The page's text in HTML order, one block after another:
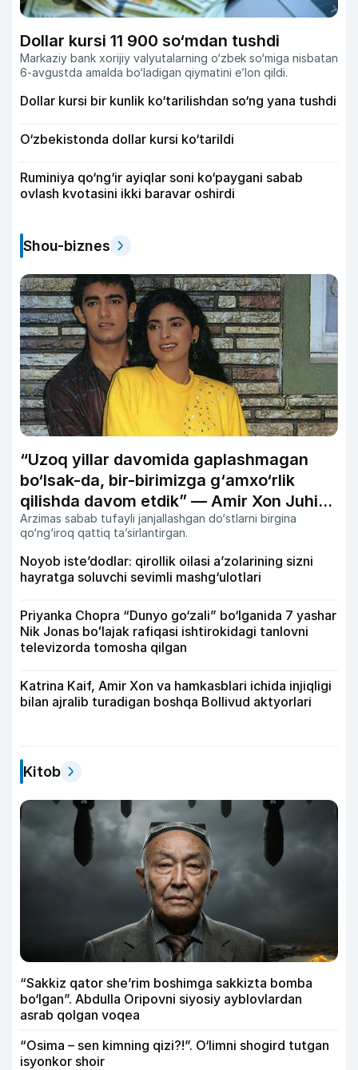
Dollar kursi 11 900 so‘mdan tushdi
Markaziy bank xorijiy valyutalarning o‘zbek so‘miga nisbatan
6-avgustda amalda bo‘ladigan qiymatini eʼlon qildi.
Dollar kursi bir kunlik ko‘tarilishdan so‘ng yana tushdi
O‘zbekistonda dollar kursi ko‘tarildi
Ruminiya qo‘ng‘ir ayiqlar soni ko‘paygani sabab
ovlash kvotasini ikki baravar oshirdi
Shou-biznes
“Uzoq yillar davomida gaplashmagan
bo‘lsak-da, bir-birimizga g‘amxo‘rlik
qilishda davom etdik” — Amir Xon Juhi
Chavla bilan do‘stligi haqida
Arzimas sabab tufayli janjallashgan do‘stlarni birgina
qo‘ng‘iroq qattiq ta’sirlantirgan.
Noyob iste’dodlar: qirollik oilasi a’zolarining sizni
hayratga soluvchi sevimli mashg‘ulotlari
Priyanka Chopra “Dunyo go‘zali” bo‘lganida 7 yashar
Nik Jonas boʻlajak rafiqasi ishtirokidagi tanlovni
televizorda tomosha qilgan
Katrina Kaif, Amir Xon va hamkasblari ichida injiqligi
bilan ajralib turadigan boshqa Bollivud aktyorlari
Kitob
“Sakkiz qator she’rim boshimga sakkizta bomba
bo‘lgan”. Abdulla Oripovni siyosiy ayblovlardan
asrab qolgan voqea
“Osima – sen kimning qizi?!”. O‘limni shogird tutgan
isyonkor shoir